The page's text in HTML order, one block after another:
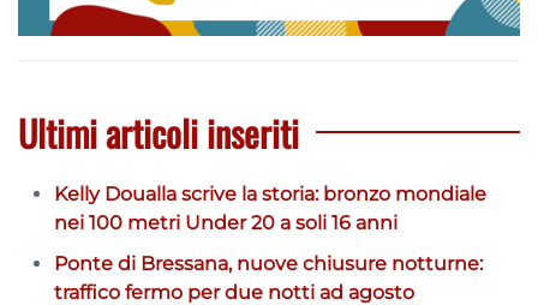
Ultimi articoli inseriti
Kelly Doualla scrive la storia: bronzo mondiale
nei 100 metri Under 20 a soli 16 anni
Ponte di Bressana, nuove chiusure notturne:
traffico fermo per due notti ad agosto